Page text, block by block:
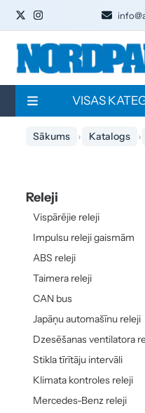
VISAS
Sākums Katalogs
Releji
Vispārējie releji
Impulsu releji gaismām
ABS releji
Taimera releji
CAN bus
Japāņu automašīnu releji
Dzesēšanas ventilatora
Stikla tīrītāju intervāli
Klimata kontroles releji
Mercedes-Benz releji